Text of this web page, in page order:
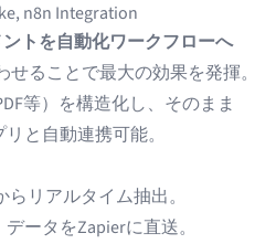
n8n Integration
トを自動化ワークフローへ
せることで最大の効果を発揮。
等）を構造化し、そのまま
と自動連携可能。
らリアルタイム抽出。
ータをZapierに直送。